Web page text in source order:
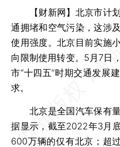
【财新网】 北京市计
通拥堵和空气污染，这涉
使用强度。北京目前实施
向限制使用转变。5月7日
市“十四五”时期交通发展
求。
北京是全国汽车保有量
据显示，截至2022年3月
600万辆的仅有北京；超